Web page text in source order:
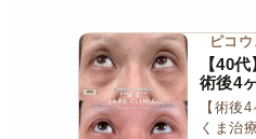
ピコウ
【40
術後4
余剰
ング
【術後
くま治